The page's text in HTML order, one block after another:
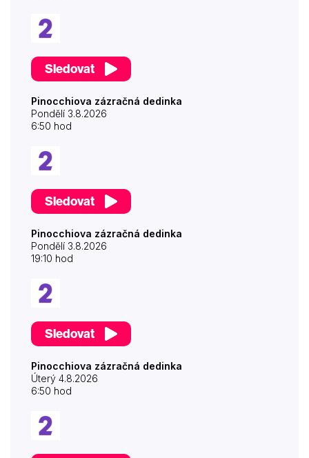
Sledovat
Pinocchiova zázračná dedinka
Pondělí 3.8.2026
6:50 hod
Sledovat
Pinocchiova zázračná dedinka
Pondělí 3.8.2026
19:10 hod
Sledovat
Pinocchiova zázračná dedinka
Úterý 4.8.2026
6:50 hod